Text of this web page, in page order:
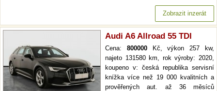
Zobrazit inzerát
Audi A6 Allroad 55 TDI
Cena: 800000Kč, výkon 257 kw,
najeto 131580 km, rok výroby: 2020,
koupeno v: česká republika servisní
knížka více než 19 000 kvalitních a
prověřených aut. až 36 měsíců